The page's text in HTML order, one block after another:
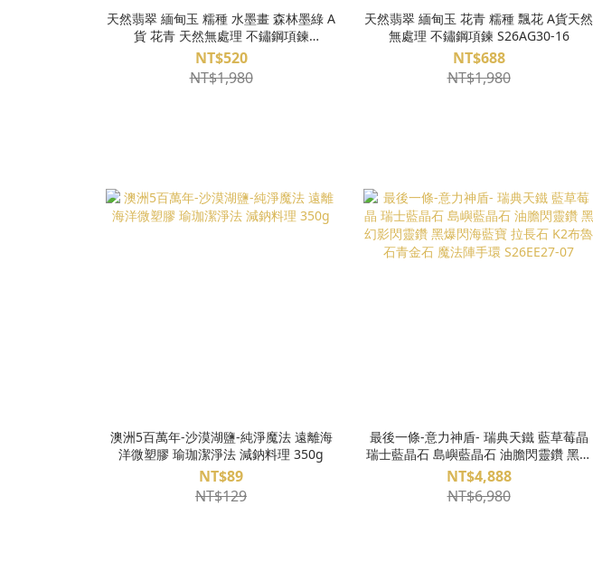
天然翡翠 緬甸玉 糯種 水墨畫 森林墨綠 A
貨 花青 天然無處理 不鏽鋼項鍊
S26AG30-17
NT$520
NT$1,980
天然翡翠 緬甸玉 花青 糯種 飄花 A貨天然
無處理 不鏽鋼項鍊 S26AG30-16
NT$688
NT$1,980
澳洲5百萬年-沙漠湖鹽-純淨魔法 遠離海
洋微塑膠 瑜珈潔淨法 減鈉料理 350g
NT$89
NT$129
最後一條-意力神盾- 瑞典天鐵 藍草莓晶
瑞士藍晶石 島嶼藍晶石 油膽閃靈鑽 黑幻
影閃靈鑽 黑爆閃海藍寶 拉長石 K2布魯石
青金石 魔法陣手環 S26EE27-07
NT$4,888
NT$6,980